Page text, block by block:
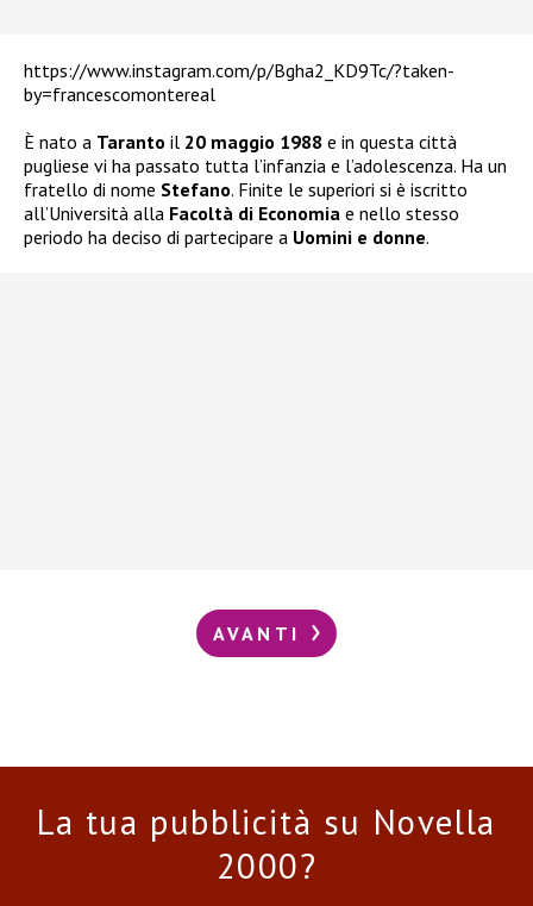
https://www.instagram.com/p/Bgha2_KD9Tc/?taken-
by=francescomontereal
È nato a Taranto il 20 maggio 1988 e in questa città
pugliese vi ha passato tutta l’infanzia e l’adolescenza. Ha un
fratello di nome Stefano. Finite le superiori si è iscritto
all’Università alla Facoltà di Economia e nello stesso
periodo ha deciso di partecipare a Uomini e donne.
AVANTI
La tua pubblicità su Novella
2000?